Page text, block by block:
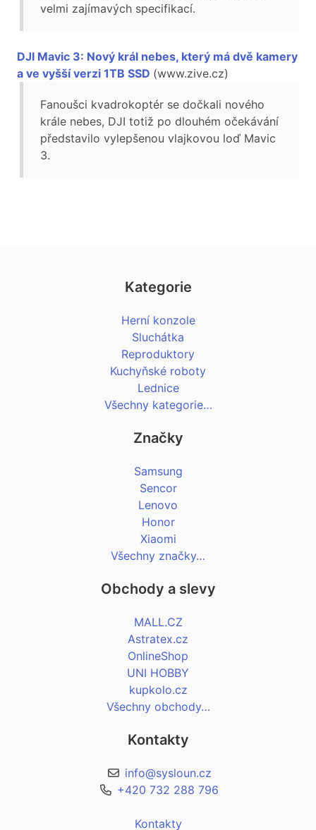
velmi zajímavých specifikací.
DJI Mavic 3: Nový král nebes, který má dvě kamery
a ve vyšší verzi 1TB SSD (www.zive.cz)
Fanoušci kvadrokoptér se dočkali nového
krále nebes, DJI totiž po dlouhém očekávání
představilo vylepšenou vlajkovou loď Mavic
3.
Kategorie
Herní konzole
Sluchátka
Reproduktory
Kuchyňské roboty
Lednice
Všechny kategorie…
Značky
Samsung
Sencor
Lenovo
Honor
Xiaomi
Všechny značky…
Obchody a slevy
MALL.CZ
Astratex.cz
OnlineShop
UNI HOBBY
kupkolo.cz
Všechny obchody…
Kontakty
info@sysloun.cz
+420 732 288 796
Kontakty